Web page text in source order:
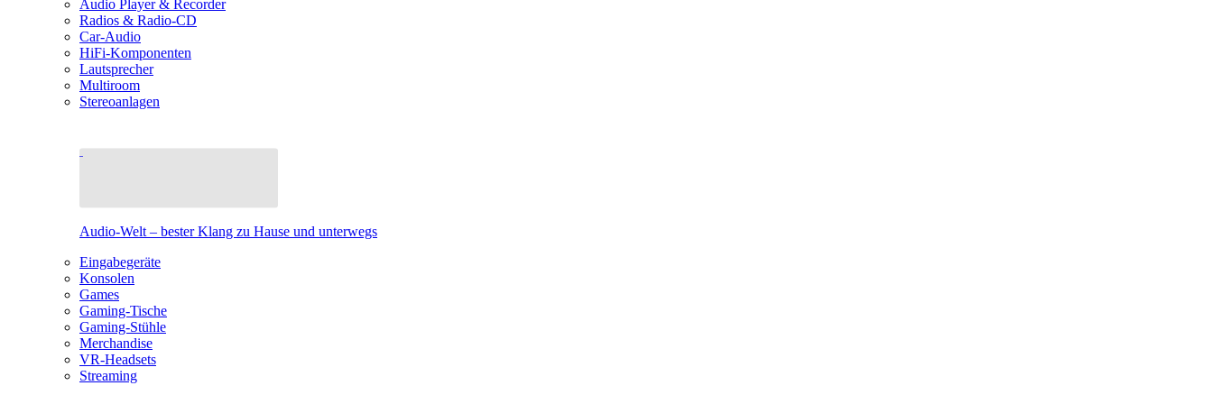
Audio Player & Recorder
Radios & Radio-CD
Car-Audio
HiFi-Komponenten
Lautsprecher
Multiroom
Stereoanlagen
Audio-Welt – bester Klang zu Hause und unterwegs
Eingabegeräte
Konsolen
Games
Gaming-Tische
Gaming-Stühle
Merchandise
VR-Headsets
Streaming